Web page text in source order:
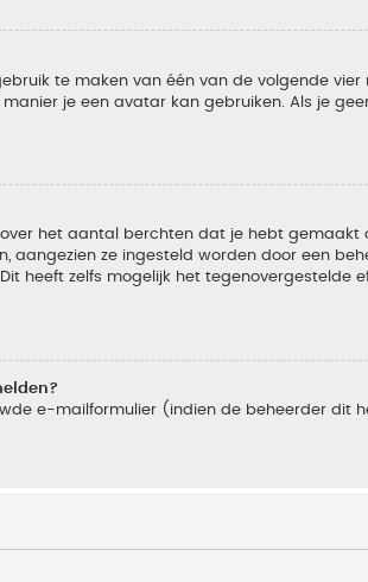
te maken van één van de volgende
je een avatar kan gebruiken. Als je
het aantal berchten dat je hebt
aangezien ze ingesteld worden door een
heeft zelfs mogelijk het tegenovergestelde
e-mailformulier (indien de beheerder dit